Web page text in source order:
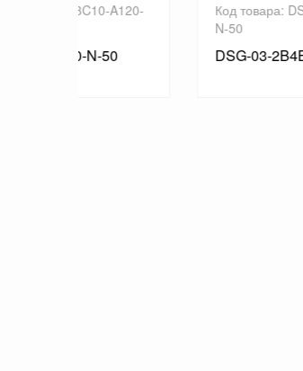
Код товара: DSG-03-2B4B-A240-
DSG-03-2B4B-A240-N-50